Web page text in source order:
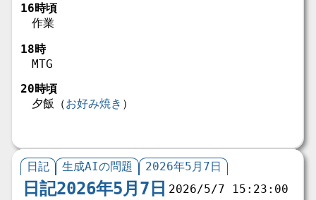
16時頃
作業
18時
MTG
20時頃
夕飯（お好み焼き ）
日記 生成AIの問題 2026年5月7日
日記2026年5月7日 2026/5/7 15:23:00